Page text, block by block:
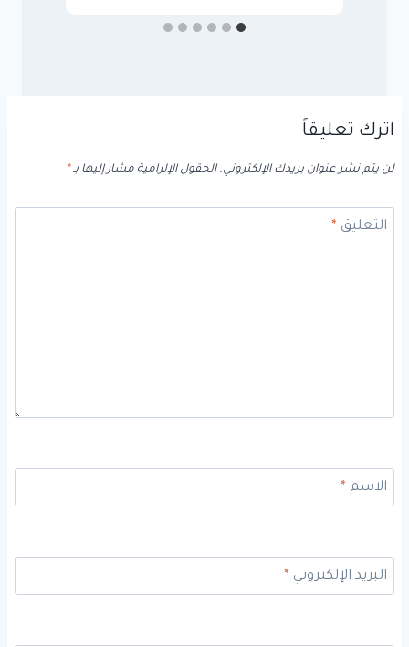
اترك تعليقاً
لن يتم نشر عنوان بريدك الإلكتروني. الحقول الإلزامية مشار إليها بـ*
التعليق*
الاسم*
البريد الإلكتروني*